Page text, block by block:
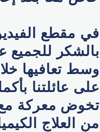
في مقطع
بالشكر للجميع
وسط تعافيها
على عائلتنا
تخوض معركة مع
من العلاج